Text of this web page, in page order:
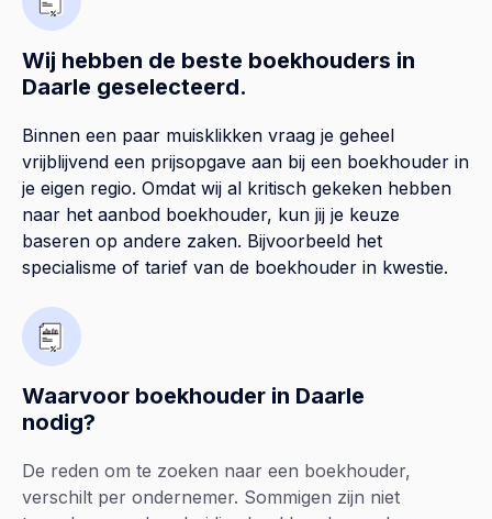
Wij hebben de beste boekhouders in
Daarle geselecteerd.
Binnen een paar muisklikken vraag je geheel
vrijblijvend een prijsopgave aan bij een boekhouder in
je eigen regio. Omdat wij al kritisch gekeken hebben
naar het aanbod boekhouder, kun jij je keuze
baseren op andere zaken. Bijvoorbeeld het
specialisme of tarief van de boekhouder in kwestie.
Waarvoor boekhouder in Daarle
nodig?
De reden om te zoeken naar een boekhouder,
verschilt per ondernemer. Sommigen zijn niet